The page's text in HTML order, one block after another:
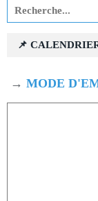
📌
→ MODE